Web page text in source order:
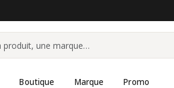
Boutique Marque Promo